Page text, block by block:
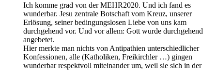
Ich komme grad von der MEHR2020. Und ich fand es
wunderbar. Jesu zentrale Botschaft vom Kreuz, unserer
Erlösung, seiner bedingungslosen Liebe von uns kam
durchgehend vor. Und vor allem: Gott wurde durchgehend
angebetet.
Hier merkte man nichts von Antipathien unterschiedlicher
Konfessionen, alle (Katholiken, Freikirchler …) gingen
wunderbar respektvoll miteinander um, weil sie sich in der